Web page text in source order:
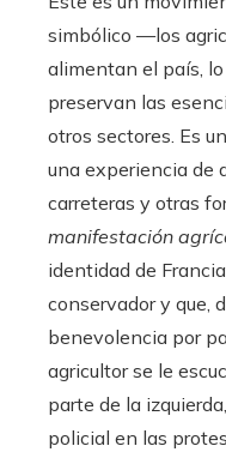
simbólico —los
alimentan el país,
preservan las
otros sectores. Es
una experiencia de
carreteras y otras
manifestación
identidad de
conservador y que,
benevolencia por
agricultor se le
parte de la
policial en las